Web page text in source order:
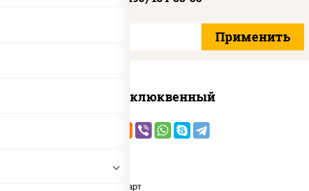
Морс клюквенный